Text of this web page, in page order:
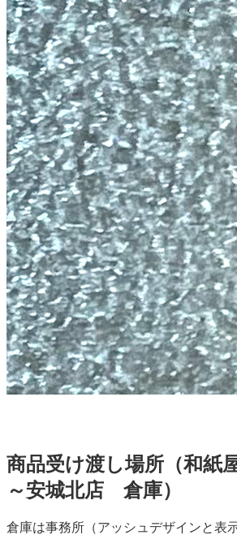
商品受け渡し場所（和紙
～安城北店 倉庫）
倉庫は事務所（アッシュデザインと表